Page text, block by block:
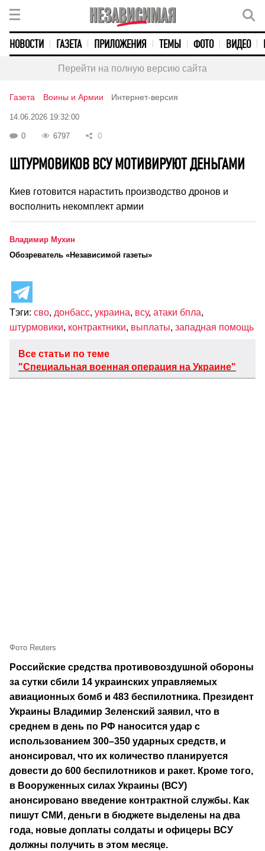
НОВОСТИ ГАЗЕТА ПРИЛОЖЕНИЯ ТЕМЫ ФОТО ВИДЕО
Перейти на полную версию сайта
Газета Воины и Армии Интернет-версия
14.06.2026 19:32:00
0 6797 0
ШТУРМОВИКОВ ВСУ МОТИВИРУЮТ ДЕНЬГАМИ
Киев готовится нарастить производство дронов и
восполнить некомплект армии
Владимир Мухин
Обозреватель «Независимой газеты»
Тэги: сво, донбасс, украина, всу, атаки бпла,
штурмовики, контрактники, выплаты, западная помощь
Все статьи по теме
"Специальная военная операция на Украине"
Фото Reuters
Российские средства противовоздушной обороны
за сутки сбили 14 украинских управляемых
авиационных бомб и 483 беспилотника. Президент
Украины Владимир Зеленский заявил, что в
среднем в день по РФ наносится удар с
использованием 300–350 ударных средств, и
анонсировал, что их количество планируется
довести до 600 беспилотников и ракет. Кроме того,
в Вооруженных силах Украины (ВСУ)
анонсировано введение контрактной службы. Как
пишут СМИ, деньги в бюджете выделены на два
года, новые доплаты солдаты и офицеры ВСУ
должны получить в этом месяце.